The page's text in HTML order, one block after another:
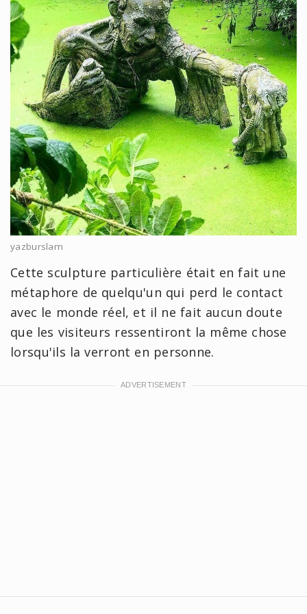
yazburslam
Cette sculpture particulière était en fait une
métaphore de quelqu'un qui perd le contact
avec le monde réel, et il ne fait aucun doute
que les visiteurs ressentiront la même chose
lorsqu'ils la verront en personne.